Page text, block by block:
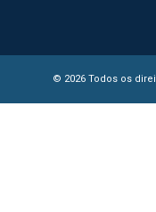
© 2026 Todos os